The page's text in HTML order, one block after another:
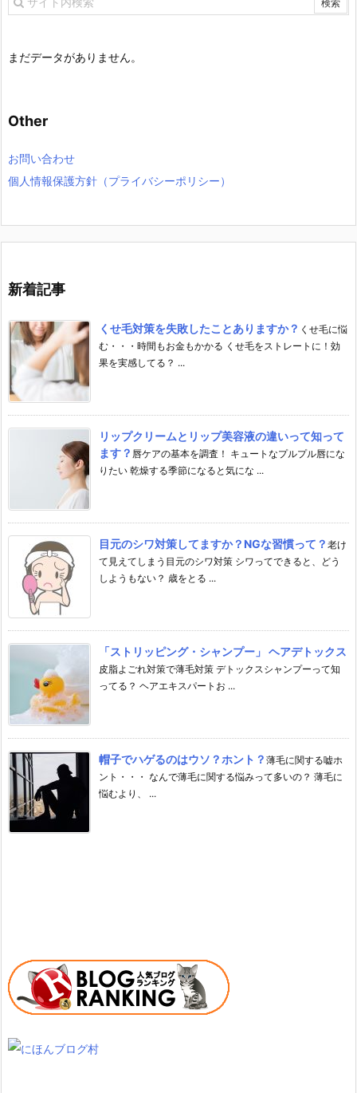
まだデータがありません。
Other
お問い合わせ
個人情報保護方針（プライバシーポリシー）
新着記事
くせ毛対策を失敗したことありますか？ くせ毛に悩
む・・・時間もお金もかかる くせ毛をストレートに！効
果を実感してる？ ...
リップクリームとリップ美容液の違いって知って
ます？ 唇ケアの基本を調査！ キュートなプルプル唇にな
りたい 乾燥する季節になると気にな ...
目元のシワ対策してますか？NGな習慣って？ 老け
て見えてしまう目元のシワ対策 シワってできると、どう
しようもない？ 歳をとる ...
「ストリッピング・シャンプー」 ヘアデトックス
皮脂よごれ対策で薄毛対策 デトックスシャンプーって知
ってる？ ヘアエキスパートお ...
帽子でハゲるのはウソ？ホント？ 薄毛に関する嘘ホ
ント・・・ なんで薄毛に関する悩みって多いの？ 薄毛に
悩むより、 ...